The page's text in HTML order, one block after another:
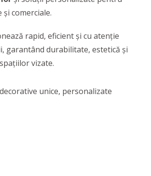
comerciale.
rapid, eficient și cu atenţie
garantând durabilitate, estetică și
vizate.